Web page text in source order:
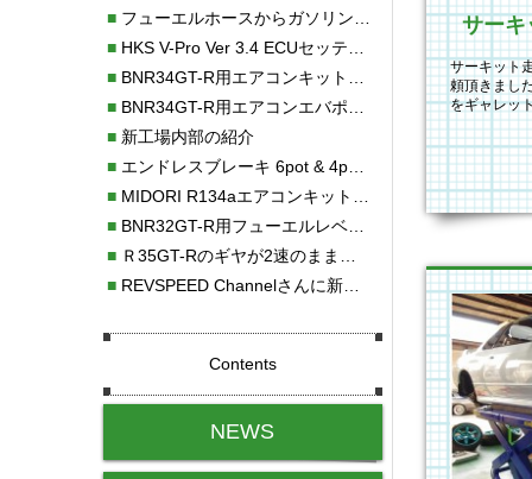
サーキット
頼頂きまし
をギャレッ
提に
■フューエルホースからガソリン漏れ
■HKS V-Pro Ver 3.4 ECUセッティング
■BNR34GT-R用エアコンキット新発売！！
■BNR34GT-R用エアコンエバポレーターを新発売！！
■新工場内部の紹介
■エンドレスブレーキ 6pot & 4potオーバーホール
■MIDORI R134aエアコンキットタイプⅡ取り付け
■BNR32GT-R用フューエルレベルセンサー新発売！！
■Ｒ35GT-Rのギヤが2速のまま変速しない！！
■REVSPEED Channelさんに新社屋を紹介していただきました!!
Contents
NEWS